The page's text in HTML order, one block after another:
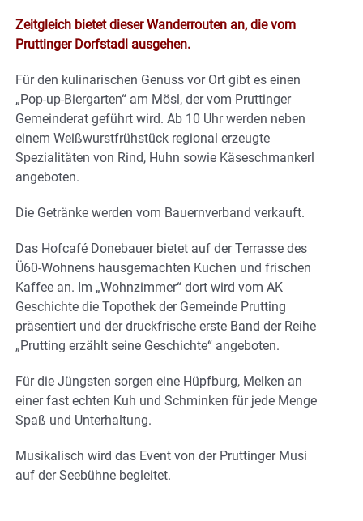
Zeitgleich bietet dieser Wanderrouten an, die vom
Pruttinger Dorfstadl ausgehen.
Für den kulinarischen Genuss vor Ort gibt es einen
„Pop-up-Biergarten“ am Mösl, der vom Pruttinger
Gemeinderat geführt wird. Ab 10 Uhr werden neben
einem Weißwurstfrühstück regional erzeugte
Spezialitäten von Rind, Huhn sowie Käseschmankerl
angeboten.
Die Getränke werden vom Bauernverband verkauft.
Das Hofcafé Donebauer bietet auf der Terrasse des
Ü60-Wohnens hausgemachten Kuchen und frischen
Kaffee an. Im „Wohnzimmer“ dort wird vom AK
Geschichte die Topothek der Gemeinde Prutting
präsentiert und der druckfrische erste Band der Reihe
„Prutting erzählt seine Geschichte“ angeboten.
Für die Jüngsten sorgen eine Hüpfburg, Melken an
einer fast echten Kuh und Schminken für jede Menge
Spaß und Unterhaltung.
Musikalisch wird das Event von der Pruttinger Musi
auf der Seebühne begleitet.